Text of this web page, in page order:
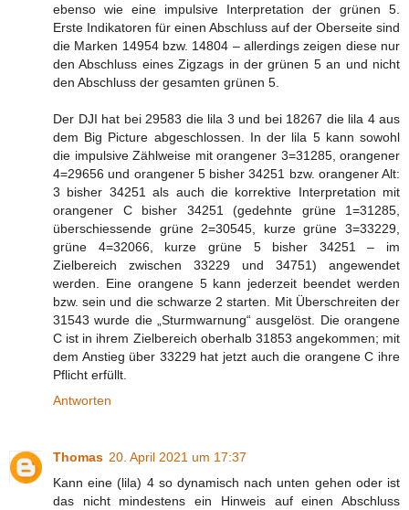
ebenso wie eine impulsive Interpretation der grünen 5.
Erste Indikatoren für einen Abschluss auf der Oberseite sind
die Marken 14954 bzw. 14804 – allerdings zeigen diese nur
den Abschluss eines Zigzags in der grünen 5 an und nicht
den Abschluss der gesamten grünen 5.
Der DJI hat bei 29583 die lila 3 und bei 18267 die lila 4 aus
dem Big Picture abgeschlossen. In der lila 5 kann sowohl
die impulsive Zählweise mit orangener 3=31285, orangener
4=29656 und orangener 5 bisher 34251 bzw. orangener Alt:
3 bisher 34251 als auch die korrektive Interpretation mit
orangener C bisher 34251 (gedehnte grüne 1=31285,
überschiessende grüne 2=30545, kurze grüne 3=33229,
grüne 4=32066, kurze grüne 5 bisher 34251 – im
Zielbereich zwischen 33229 und 34751) angewendet
werden. Eine orangene 5 kann jederzeit beendet werden
bzw. sein und die schwarze 2 starten. Mit Überschreiten der
31543 wurde die „Sturmwarnung“ ausgelöst. Die orangene
C ist in ihrem Zielbereich oberhalb 31853 angekommen; mit
dem Anstieg über 33229 hat jetzt auch die orangene C ihre
Pflicht erfüllt.
Antworten
Thomas 20. April 2021 um 17:37
Kann eine (lila) 4 so dynamisch nach unten gehen oder ist
das nicht mindestens ein Hinweis auf einen Abschluss